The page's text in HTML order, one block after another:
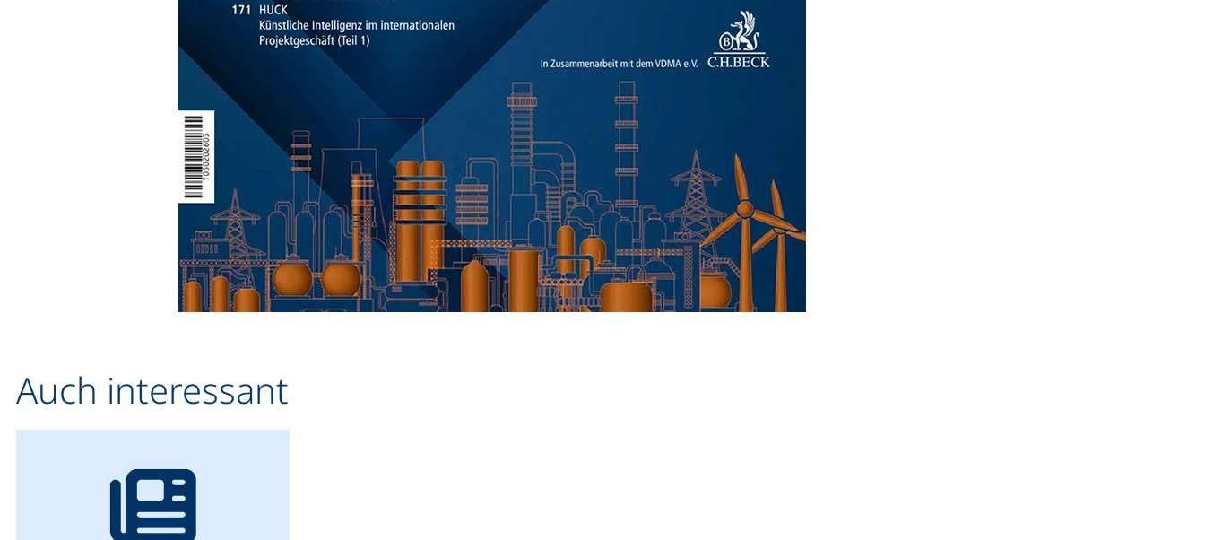
Auch interessant